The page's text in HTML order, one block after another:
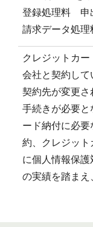
登録処理料 申
請求データ処
クレジットカ
会社と契約して
契約先が変更
手続きが必要と
ード納付に必
約、クレジット
に個人情報保
の実績を踏まえ